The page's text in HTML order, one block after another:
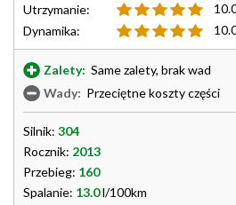
Utrzymanie:
Dynamika:
Zalety: Same zalety, brak wad
Wady: Przeciętne koszty części
Silnik: 304
Rocznik: 2013
Przebieg: 160
Spalanie: 13.0l/100km